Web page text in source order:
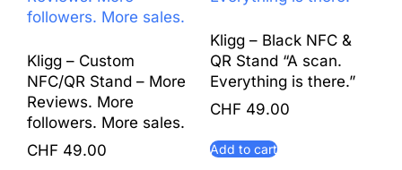
Kligg – Custom
NFC/QR Stand – More
Reviews. More
followers. More sales.
CHF 49.00
Kligg – Black NFC &
QR Stand “A scan.
Everything is there.”
CHF 49.00
Add to cart